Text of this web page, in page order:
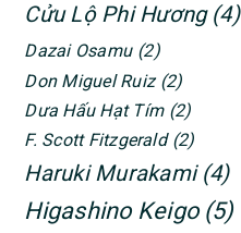
Cửu Lộ Phi Hương (4)
Dazai Osamu (2)
Don Miguel Ruiz (2)
Dưa Hấu Hạt Tím (2)
F. Scott Fitzgerald (2)
Haruki Murakami (4)
Higashino Keigo (5)